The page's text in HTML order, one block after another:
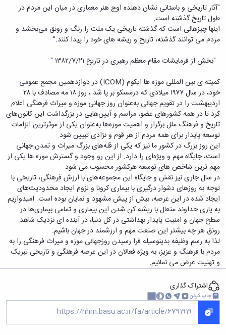
"آثار تاریخی و باستانی نشان دهنده اوج هنر معماری در میان این مردم در
طول تاریخ گذشته است.
اینها چیزهائی است که گذشته تاریخی یک ملت را رنگ و رونق می‌بخشد و
مردم می توانند گذشته، تاریخ و ریشه های خود را پیدا کنند."
"بخش از فرمایشات مقام معظم رهبری در تاریخ ۱۳۸۲/۷/۲۱ "
کمیته ی بین المللی موزه ها ایکوم (ICOM) در دوازدهمین مجمع عمومی
خود، در سال ۱۹۷۷ میلادی که درمسکو بر پا شد ، روز ۱۸ مه مصادف با ۲۸
اردیبهشت را در تقویم جهانی به‌عنوان روز جهانی موزه و میراث فرهنگی اعلام
کرد تا در همه کشورهای عضو، مراسم و آیین‌هایی در بزرگداشت این کانون‌های
تاریخ و فرهنگ ملل برگزار و اهمیت موزه‌ها به‌عنوان یکی از موثرترین الزامات
توسعه پایدار برای همه مردم از هر قوم و نژادی تبیین شود.
این روز بزرگ در کشور ما نیز که یکی از قله‌های بزرگ میراث و تمدن جهانی
است، جایگاه مهم و ویژه‌ای را دارد. از این رو وجود و گسترش موزه ها یکی از
مهم ترین شاخص های توسعه هرکشور محسوب می شود.
در سال جاری نیز نقش و جایگاه این مجموعه‌های با ارزش فرهنگی، تاریخی با
توجه به روزهای دشوار درگیری با بیماری کرونا و لزوم ایجاد محدودیت‌های
ایجاد شده در این عرصه، بیش از پیش مشهود و نمایان بوده است. امیدواریم
به یاری خداوند متعال با ریشه کن شدن این بیماری و تمامی بیماری‌ها در
سطح جهان و امنیت پایدار بهداشتی در کل دنیا، در آینده ای نزدیک شاهد
رونق هر چه بیشتر این صنعت مهم و ارزشمند در جهان باشیم.
لذا به رسم وظیفه بدینوسیله فرا رسیدن روزجهانی موزه و میراث فرهنگی را به
مردم با فرهنگ و عزیز، به ویژه فعالان در این عرصه فرهنگی و تاریخی تبریک
و تهنیت عرض می نمائیم.
اشتراک گذاری
چاپ کردن